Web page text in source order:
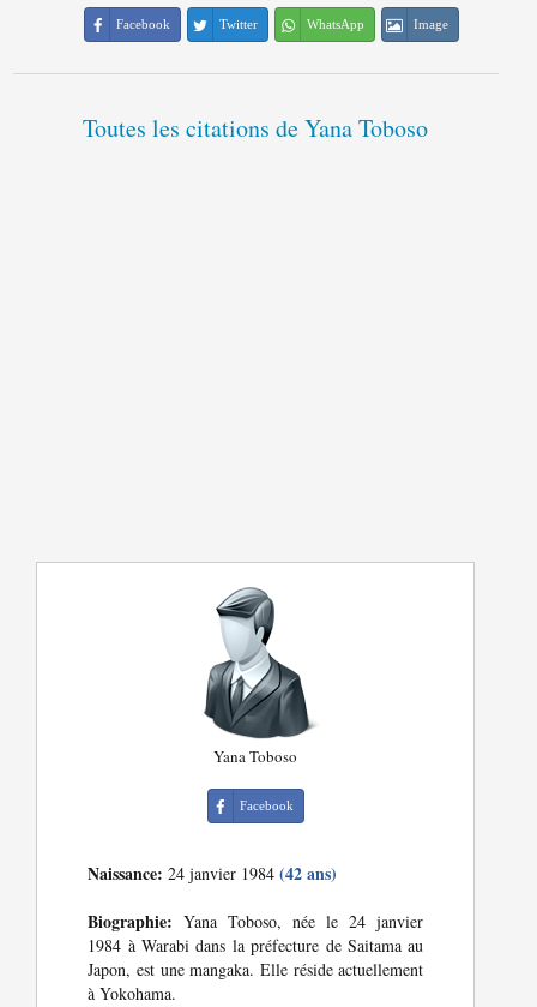
Facebook Twitter WhatsApp Image
Toutes les citations de Yana Toboso
Yana Toboso
Facebook
Naissance: 24 janvier 1984(42 ans)
Biographie: Yana Toboso, née le 24 janvier
1984 à Warabi dans la préfecture de Saitama au
Japon, est une mangaka. Elle réside actuellement
à Yokohama.